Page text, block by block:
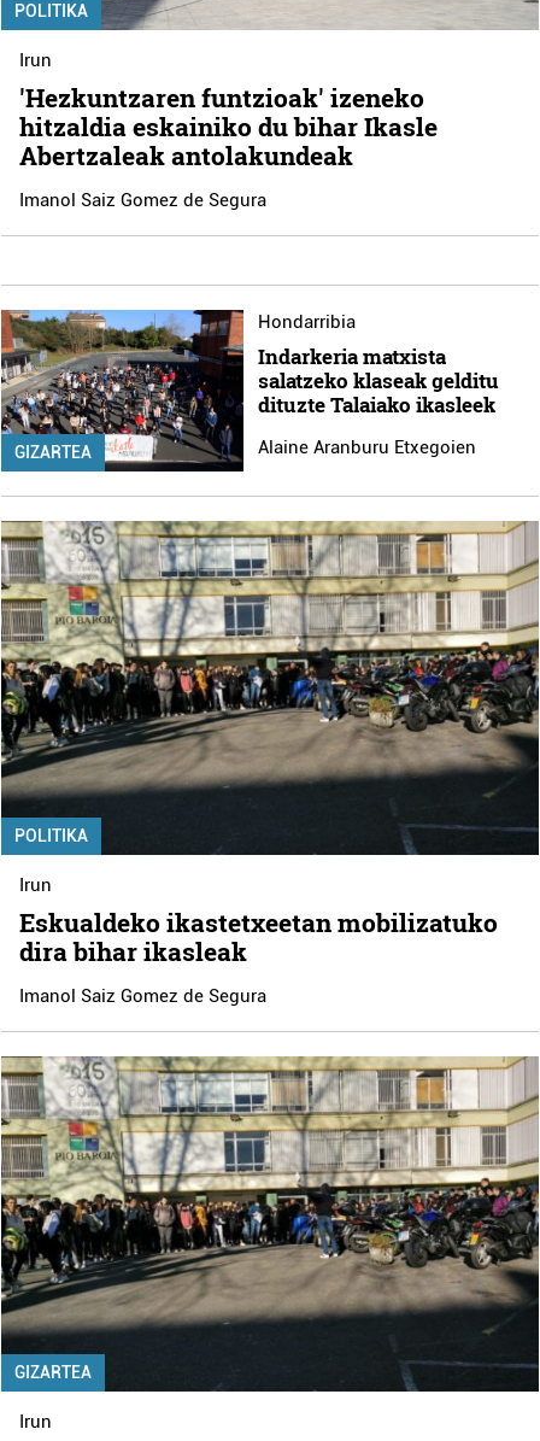
POLITIKA
Irun
'Hezkuntzaren funtzioak' izeneko
hitzaldia eskainiko du bihar Ikasle
Abertzaleak antolakundeak
Imanol Saiz Gomez de Segura
GIZARTEA
Hondarribia
Indarkeria matxista
salatzeko klaseak gelditu
dituzte Talaiako ikasleek
Alaine Aranburu Etxegoien
POLITIKA
Irun
Eskualdeko ikastetxeetan mobilizatuko
dira bihar ikasleak
Imanol Saiz Gomez de Segura
GIZARTEA
Irun